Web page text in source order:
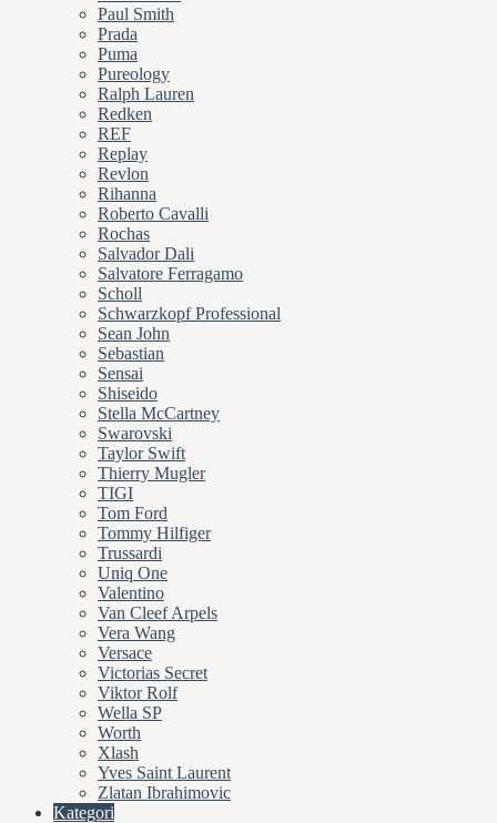
Paul Smith
Prada
Puma
Pureology
Ralph Lauren
Redken
REF
Replay
Revlon
Rihanna
Roberto Cavalli
Rochas
Salvador Dali
Salvatore Ferragamo
Scholl
Schwarzkopf Professional
Sean John
Sebastian
Sensai
Shiseido
Stella McCartney
Swarovski
Taylor Swift
Thierry Mugler
TIGI
Tom Ford
Tommy Hilfiger
Trussardi
Uniq One
Valentino
Van Cleef Arpels
Vera Wang
Versace
Victorias Secret
Viktor Rolf
Wella SP
Worth
Xlash
Yves Saint Laurent
Zlatan Ibrahimovic
Kategori